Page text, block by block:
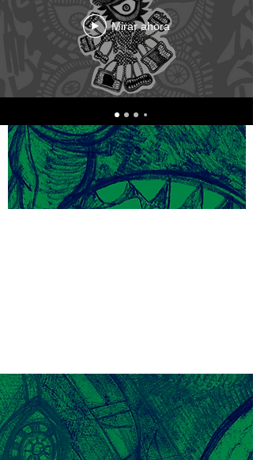
Mirar ahora